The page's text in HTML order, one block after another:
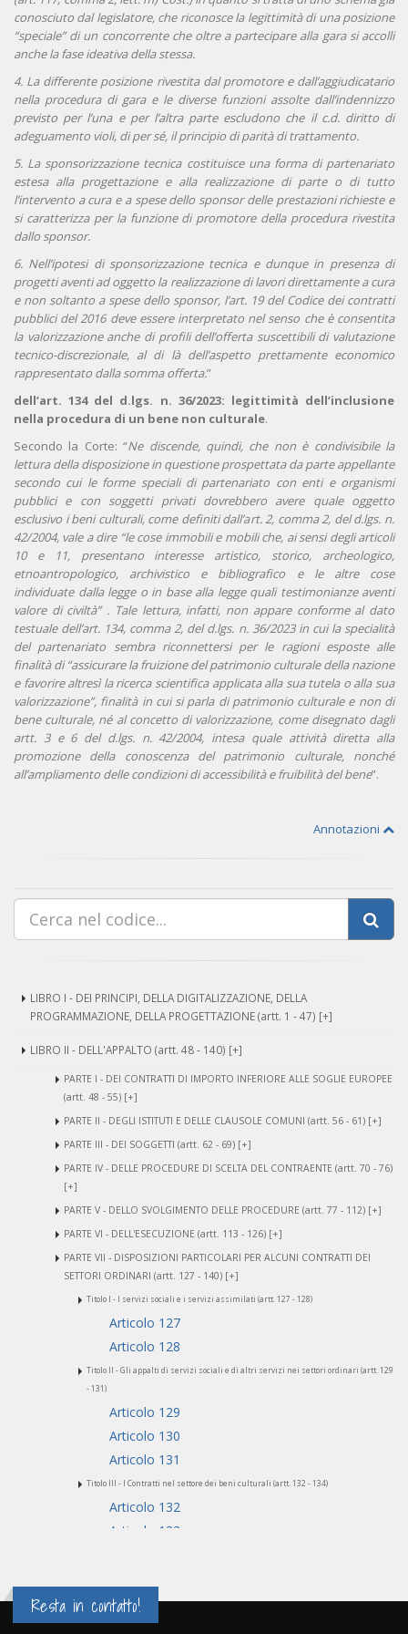
conosciuto dal legislatore, che riconosce la legittimità di una posizione
“speciale” di un concorrente che oltre a partecipare alla gara si accolli
anche la fase ideativa della stessa.
4. La differente posizione rivestita dal promotore e dall’aggiudicatario
nella procedura di gara e le diverse funzioni assolte dall’indennizzo
previsto per l’una e per l’altra parte escludono che il c.d. diritto di
adeguamento violi, di per sé, il principio di parità di trattamento.
5. La sponsorizzazione tecnica costituisce una forma di partenariato
estesa alla progettazione e alla realizzazione di parte o di tutto
l’intervento a cura e a spese dello sponsor delle prestazioni richieste e
si caratterizza per la funzione di promotore della procedura rivestita
dallo sponsor.
6. Nell’ipotesi di sponsorizzazione tecnica e dunque in presenza di
progetti aventi ad oggetto la realizzazione di lavori direttamente a cura
e non soltanto a spese dello sponsor, l’art. 19 del Codice dei contratti
pubblici del 2016 deve essere interpretato nel senso che è consentita
la valorizzazione anche di profili dell’offerta suscettibili di valutazione
tecnico-discrezionale, al di là dell’aspetto prettamente economico
rappresentato dalla somma offerta.”
dell’art. 134 del d.lgs. n. 36/2023: legittimità dell’inclusione
nella procedura di un bene non culturale.
Secondo la Corte: “Ne discende, quindi, che non è condivisibile la
lettura della disposizione in questione prospettata da parte appellante
secondo cui le forme speciali di partenariato con enti e organismi
pubblici e con soggetti privati dovrebbero avere quale oggetto
esclusivo i beni culturali, come definiti dall’art. 2, comma 2, del d.lgs. n.
42/2004, vale a dire “le cose immobili e mobili che, ai sensi degli articoli
10 e 11, presentano interesse artistico, storico, archeologico,
etnoantropologico, archivistico e bibliografico e le altre cose
individuate dalla legge o in base alla legge quali testimonianze aventi
valore di civiltà” . Tale lettura, infatti, non appare conforme al dato
testuale dell’art. 134, comma 2, del d.lgs. n. 36/2023 in cui la specialità
del partenariato sembra riconnettersi per le ragioni esposte alle
finalità di “assicurare la fruizione del patrimonio culturale della nazione
e favorire altresì la ricerca scientifica applicata alla sua tutela o alla sua
valorizzazione”, finalità in cui si parla di patrimonio culturale e non di
bene culturale, né al concetto di valorizzazione, come disegnato dagli
artt. 3 e 6 del d.lgs. n. 42/2004, intesa quale attività diretta alla
promozione della conoscenza del patrimonio culturale, nonché
all’ampliamento delle condizioni di accessibilità e fruibilità del bene”.
Annotazioni
LIBRO I - DEI PRINCIPI, DELLA DIGITALIZZAZIONE, DELLA
PROGRAMMAZIONE, DELLA PROGETTAZIONE (artt. 1 - 47) [+]
LIBRO II - DELL'APPALTO (artt. 48 - 140) [+]
PARTE I - DEI CONTRATTI DI IMPORTO INFERIORE ALLE SOGLIE EUROPEE
(artt. 48 - 55) [+]
PARTE II - DEGLI ISTITUTI E DELLE CLAUSOLE COMUNI (artt. 56 - 61) [+]
PARTE III - DEI SOGGETTI (artt. 62 - 69) [+]
PARTE IV - DELLE PROCEDURE DI SCELTA DEL CONTRAENTE (artt. 70 - 76)
[+]
PARTE V - DELLO SVOLGIMENTO DELLE PROCEDURE (artt. 77 - 112) [+]
PARTE VI - DELL'ESECUZIONE (artt. 113 - 126) [+]
PARTE VII - DISPOSIZIONI PARTICOLARI PER ALCUNI CONTRATTI DEI
SETTORI ORDINARI (artt. 127 - 140) [+]
Titolo I - I servizi sociali e i servizi assimilati (artt. 127 - 128)
Articolo 127
Articolo 128
Titolo II - Gli appalti di servizi sociali e di altri servizi nei settori ordinari (artt. 129
- 131)
Articolo 129
Articolo 130
Articolo 131
Titolo III - I Contratti nel settore dei beni culturali (artt. 132 - 134)
Articolo 132
Articolo 133
Articolo 135
Titolo V - I contratti nel settore della difesa e sicurezza. I contratti secretati (artt.
Resta in contatto!